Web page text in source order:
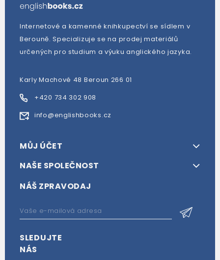
Internetové a kamenné knihkupectví se sídlem v
Berouně. Specializuje se na prodej materiálů
určených pro studium a výuku anglického jazyka.
Karly Machové 48 Beroun 266 01
+420 734 302 908
info@englishbooks.cz
MŮJ ÚČET
NAŠE SPOLEČNOST
NÁŠ ZPRAVODAJ
SLEDUJTE
NÁS